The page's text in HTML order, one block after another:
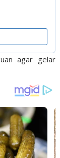
agar gelar